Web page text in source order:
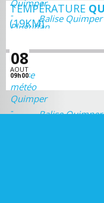
Balise
TEMPÉRATURE
(19KM)
08
AOUT
09h00
Balise